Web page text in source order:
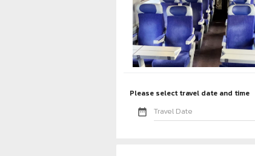
Please select travel date and time
date_range